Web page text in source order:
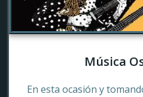
Música
En esta ocasión y